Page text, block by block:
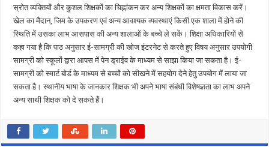
स्रोत व्यक्तियों और कुशल शिक्षकों का चिह्नांकन कर अन्य शिक्षकों का क्षमता विकास करें।
खेल का मैदान, जिम के उपकरण एवं अन्य आवश्यक व्यवस्थाएं किसी एक शाला में होने की
स्थिति में उसका लाभ आसपास की अन्य शालाओं के बच्चे ले सकें। शिक्षा अधिकारियों से
कहा गया है कि पाठ अनुसार ई-सामग्री की खोज इंटरनेट से करते हुए विषय अनुसार उपयोगी
सामग्री को स्कूलों द्वारा आपस में पेन ड्राईव के माध्यम से साझा किया जा सकता है। ई-
सामग्री को स्मार्ट बोर्ड के माध्यम से बच्चों को सीखने में सहयोग देने हेतु उपयोग में लाया जा
सकता है। स्थानीय भाषा के जानकार शिक्षक भी अपने भाषा संबंधी विशेषज्ञता का लाभ अपने
अन्य साथी शिक्षक को दे सकते हैं।